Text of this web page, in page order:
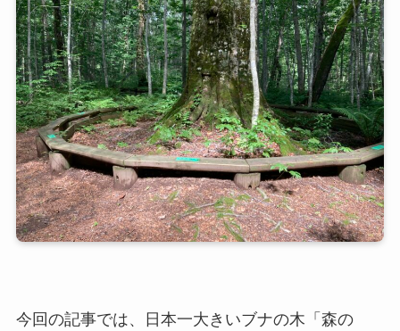
今回の記事では、日本一大きいブナの木「森の